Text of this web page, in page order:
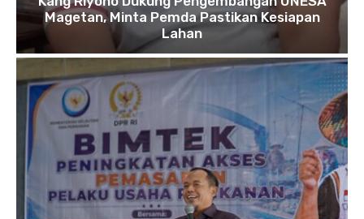
Magetan, Minta Pemda Pastikan Kesiapan
Lahan